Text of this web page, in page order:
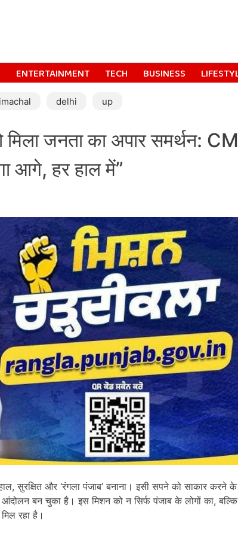
ENTERTAINMENT TECH BUSINESS
delhi up
जनता का अपार समर्थन: CM
आगे, हर हाल में”
सुरक्षित और ‘रंगला पंजाब’ बनाना। इसी सपने को साकार करने के
बन चुका है। इस मिशन को न सिर्फ पंजाब के लोगों का, बल्कि
रहा है।